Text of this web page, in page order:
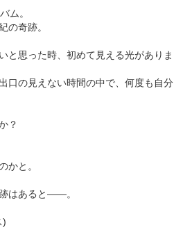
ム。
の奇跡。
と思った時、初めて見える光がありま
口の見えない時間の中で、何度も自分
？
かと。
はあると――。
)